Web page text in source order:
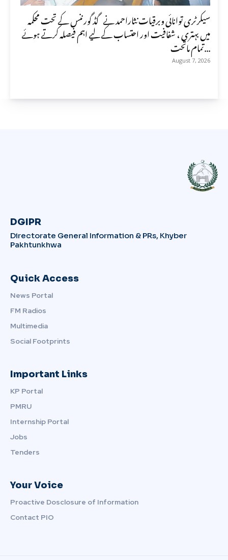
سیکرٹری توانائی وبرقیات نثاراحمد نے گڈ گورننس کے تحت محکمہ
میں بہتری ، شفافیت اور احتساب کے لیے اہم فیصلہ کرتے ہوئے
تمام ماتحت...
August 7, 2026
DGIPR
Directorate General Information & PRs, Khyber
Pakhtunkhwa
Quick Access
News Portal
FM Radios
Multimedia
Social Footprints
Important Links
KP Portal
PMRU
Internship Portal
Jobs
Tenders
Your Voice
Proactive Dosclosure of Information
Contact PIO